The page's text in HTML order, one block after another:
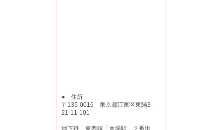
● 住所
〒135-0016 東京都江東区東陽3-
21-11-101
地下鉄 東西線「木場駅」２番出